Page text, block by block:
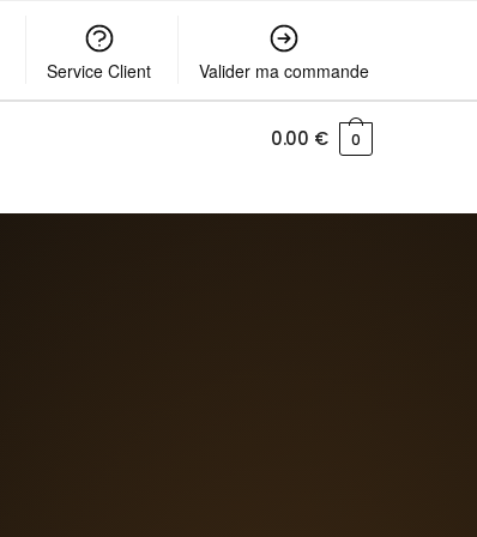
Service Client Valider ma commande
0.00 € 0